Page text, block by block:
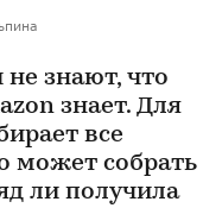
знают, что
знает. Для
все
может собрать
ли получила